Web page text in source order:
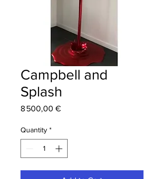
Campbell and
Splash
8 500,00 €Price
Quantity *